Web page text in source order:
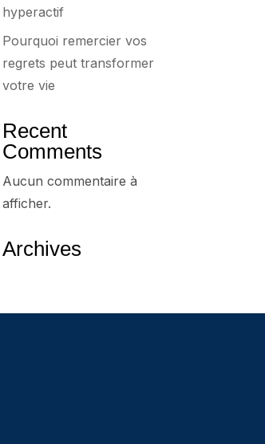
hyperactif
Pourquoi remercier vos
regrets peut transformer
votre vie
Recent
Comments
Aucun commentaire à
afficher.
Archives